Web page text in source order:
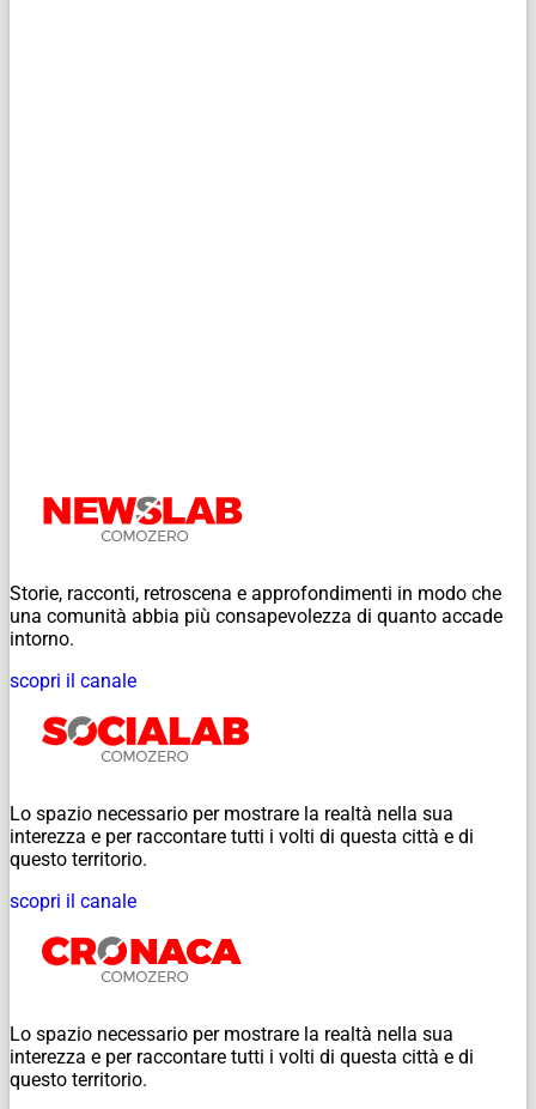
Storie, racconti, retroscena e approfondimenti in modo che
una comunità abbia più consapevolezza di quanto accade
intorno.
scopri il canale
Lo spazio necessario per mostrare la realtà nella sua
interezza e per raccontare tutti i volti di questa città e di
questo territorio.
scopri il canale
Lo spazio necessario per mostrare la realtà nella sua
interezza e per raccontare tutti i volti di questa città e di
questo territorio.